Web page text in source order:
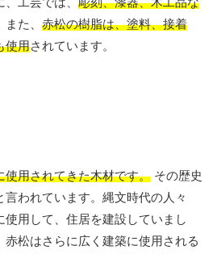
た、 赤松の樹脂は、塗料、接着
使用されています。
使用されてきた木材です。 その歴史
われています。縄文時代の人々
使用して、住居を建設していまし
赤松はさらに広く建築に使用される